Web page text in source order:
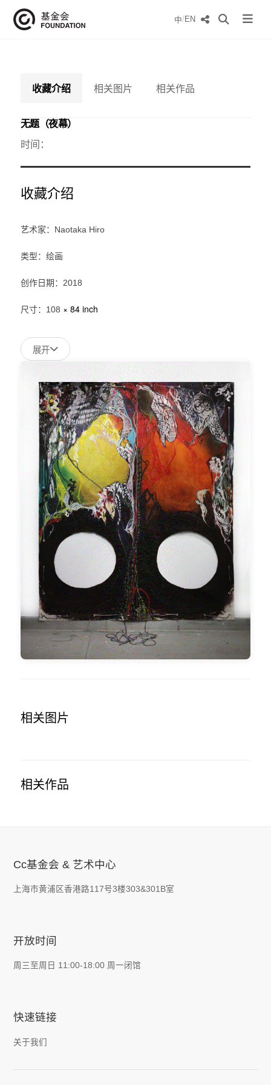
中/EN
收藏介绍 相关图片 相关作品
无题（夜幕）
时间：
收藏介绍
艺术家：Naotaka Hiro
类型：绘画
创作日期：2018
尺寸：108 × 84 inch
展开
相关图片
相关作品
Cc基金会 & 艺术中心
上海市黄浦区香港路117号3楼303&301B室
开放时间
周三至周日 11:00-18:00 周一闭馆
快速链接
关于我们